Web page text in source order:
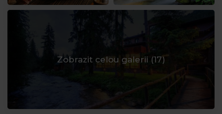
Zobrazit celou galerii (17)